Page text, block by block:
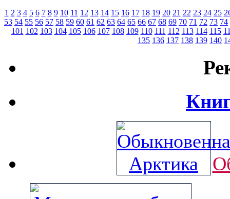
1 2 3 4 5 6 7 8 9 10 11 12 13 14 15 16 17 18 19 20 21 22 23 24 25
53 54 55 56 57 58 59 60 61 62 63 64 65 66 67 68 69 70 71 72 73 74
101 102 103 104 105 106 107 108 109 110 111 112 113 114 115
135 136 137 138 139 140